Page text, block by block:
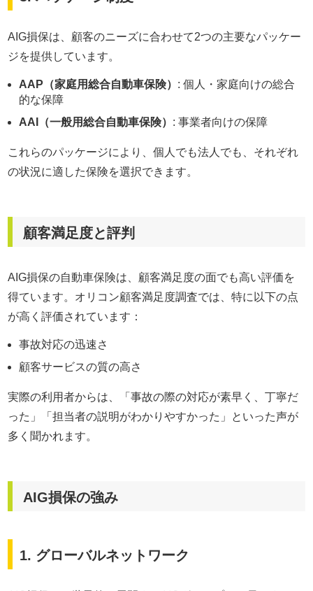
AIG損保は、顧客のニーズに合わせて2つの主要なパッケー
ジを提供しています。
AAP（家庭用総合自動車保険） : 個人・家庭向けの総合
的な保障
AAI（一般用総合自動車保険） : 事業者向けの保障
これらのパッケージにより、個人でも法人でも、それぞれ
の状況に適した保険を選択できます。
顧客満足度と評判
AIG損保の自動車保険は、顧客満足度の面でも高い評価を
得ています。オリコン顧客満足度調査では、特に以下の点
が高く評価されています：
事故対応の迅速さ
顧客サービスの質の高さ
実際の利用者からは、「事故の際の対応が素早く、丁寧だ
った」「担当者の説明がわかりやすかった」といった声が
多く聞かれます。
AIG損保の強み
1. グローバルネットワーク